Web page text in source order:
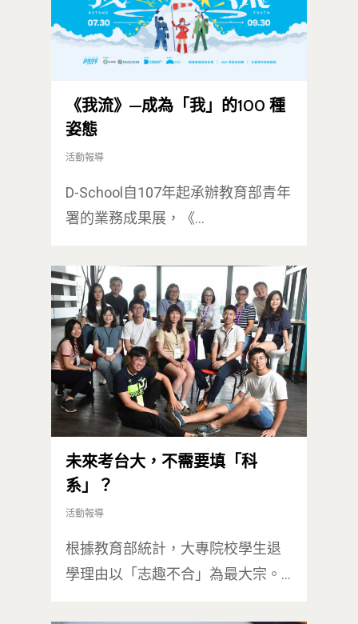
《我流》—成為「我」的100 種
姿態
活動報導
D-School自107年起承辦教育部青年
署的業務成果展，《…
未來考台大，不需要填「科
系」？
活動報導
根據教育部統計，大專院校學生退
學理由以「志趣不合」為最大宗。…
D-Day
實作中心
NTU Beyond Borders
Tel : +886 2 3366 1869
思源街18號卓越研究大
Siyuan St, Zhongzheng